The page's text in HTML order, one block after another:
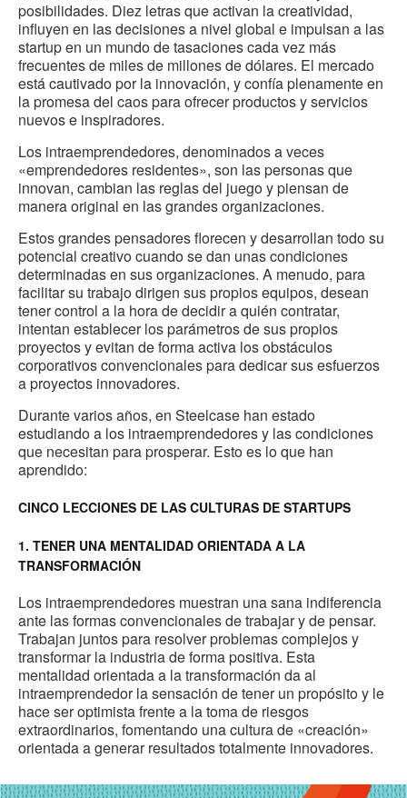
posibilidades. Diez letras que activan la creatividad,
influyen en las decisiones a nivel global e impulsan a las
startup en un mundo de tasaciones cada vez más
frecuentes de miles de millones de dólares. El mercado
está cautivado por la innovación, y confía plenamente en
la promesa del caos para ofrecer productos y servicios
nuevos e inspiradores.
Los intraemprendedores, denominados a veces
«emprendedores residentes», son las personas que
innovan, cambian las reglas del juego y piensan de
manera original en las grandes organizaciones.
Estos grandes pensadores florecen y desarrollan todo su
potencial creativo cuando se dan unas condiciones
determinadas en sus organizaciones. A menudo, para
facilitar su trabajo dirigen sus propios equipos, desean
tener control a la hora de decidir a quién contratar,
intentan establecer los parámetros de sus propios
proyectos y evitan de forma activa los obstáculos
corporativos convencionales para dedicar sus esfuerzos
a proyectos innovadores.
Durante varios años, en Steelcase han estado
estudiando a los intraemprendedores y las condiciones
que necesitan para prosperar. Esto es lo que han
aprendido:
CINCO LECCIONES DE LAS CULTURAS DE STARTUPS
1. TENER UNA MENTALIDAD ORIENTADA A LA
TRANSFORMACIÓN
Los intraemprendedores muestran una sana indiferencia
ante las formas convencionales de trabajar y de pensar.
Trabajan juntos para resolver problemas complejos y
transformar la industria de forma positiva. Esta
mentalidad orientada a la transformación da al
intraemprendedor la sensación de tener un propósito y le
hace ser optimista frente a la toma de riesgos
extraordinarios, fomentando una cultura de «creación»
orientada a generar resultados totalmente innovadores.